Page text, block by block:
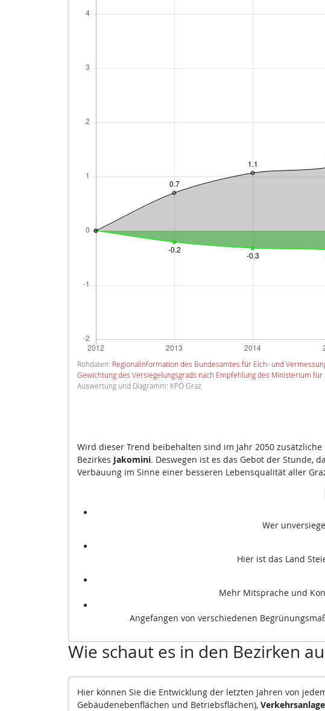
Rohdaten: Regionalinformation des Bundesamtes für Eich- und
Gewichtung des Versiegelungsgrads nach Empfehlung des Ministerium
Auswertung und Diagramm: KPÖ Graz
Wird dieser Trend beibehalten sind im Jahr 2050 zusätzliche
Bezirkes Jakomini. Deswegen ist es das Gebot der Stunde,
Verbauung im Sinne einer besseren Lebensqualität aller
Wer
Hier ist das Land
Mehr Mitsprache und
Angefangen von verschiedenen
Wie schaut es in den Bezirken
Hier können Sie die Entwicklung der letzten Jahren von
Gebäudenebenflächen und Betriebsflächen),